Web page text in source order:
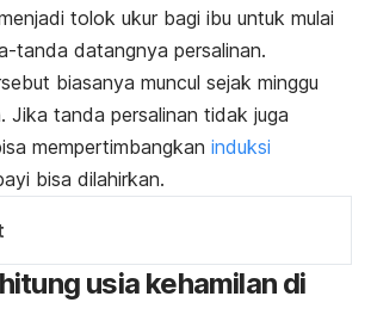
tolok ukur bagi ibu untuk mulai
tanda datangnya persalinan.
biasanya muncul sejak minggu
Jika tanda persalinan tidak juga
mempertimbangkan induksi
bisa dilahirkan.
usia kehamilan di